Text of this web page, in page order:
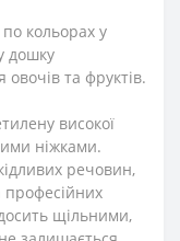
кольорах у
дошку
та фруктів.
високої
ніжками.
речовин,
професійних
щільними,